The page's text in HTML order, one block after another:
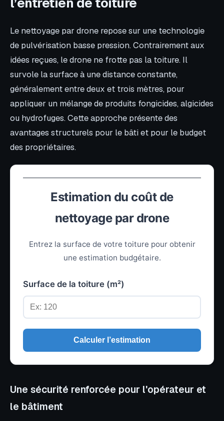
Le nettoyage par drone repose sur une technologie
de pulvérisation basse pression. Contrairement aux
idées reçues, le drone ne frotte pas la toiture. Il
survole la surface à une distance constante,
généralement entre deux et trois mètres, pour
appliquer un mélange de produits fongicides, algicides
ou hydrofuges. Cette approche présente des
avantages structurels pour le bâti et pour le budget
des propriétaires.
Estimation du coût de
nettoyage par drone
Entrez la surface de votre toiture pour obtenir
une estimation budgétaire.
Surface de la toiture (m²)
Calculer l’estimation
Une sécurité renforcée pour l'opérateur et
le bâtiment